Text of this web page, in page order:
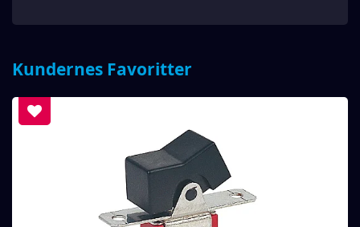
Kundernes Favoritter